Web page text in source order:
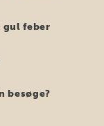
gul feber
besøge?